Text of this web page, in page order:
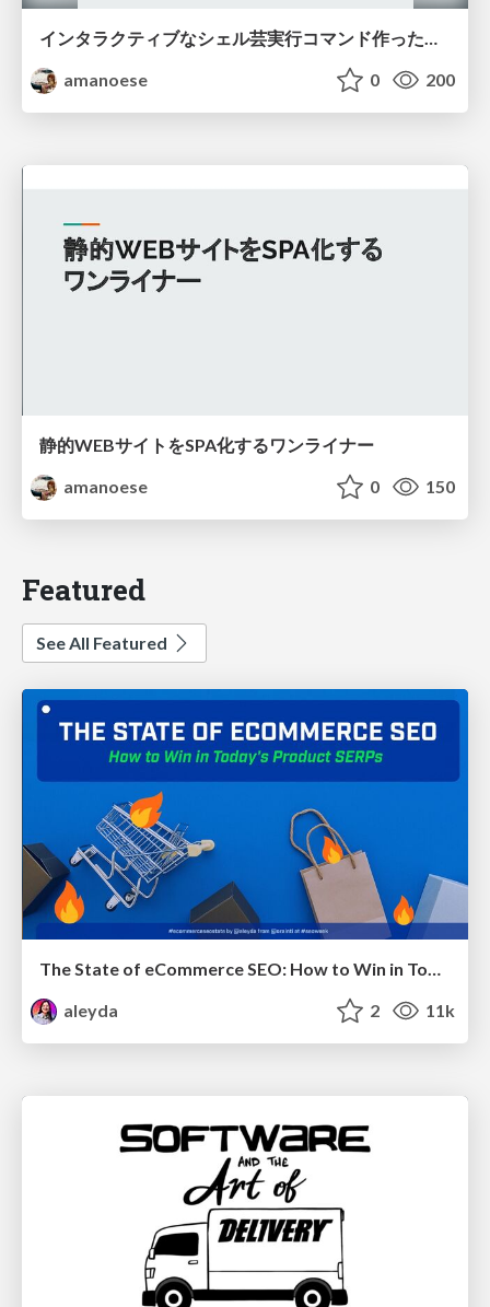
amanoese
0 200
静的WEBサイトをSPA化するワンライナー
amanoese
0 150
Featured
See All Featured
The State of eCommerce SEO: How to Win in Today's Products SERPs - #SEOweek
aleyda
2 11k